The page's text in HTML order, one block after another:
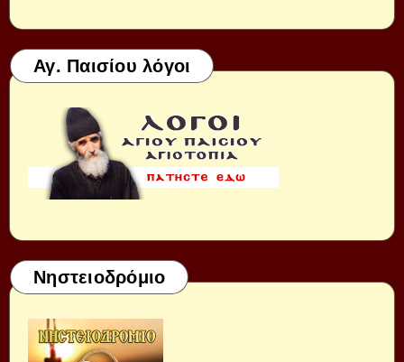
Αγ. Παισίου λόγοι
Νηστειοδρόμιο